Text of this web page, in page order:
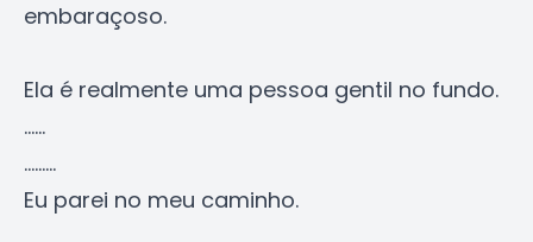
embaraçoso.
Ela é realmente uma pessoa gentil no fundo.
......
.........
Eu parei no meu caminho.